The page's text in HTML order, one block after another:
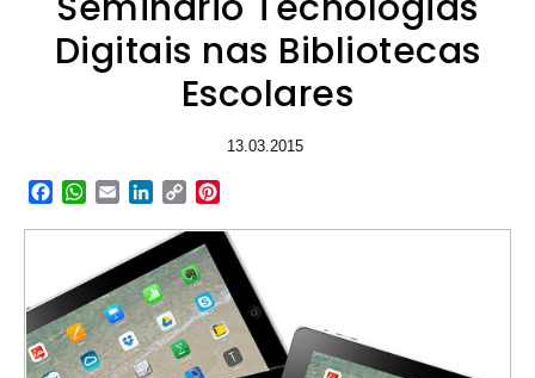
Digitais nas Bibliotecas
Escolares
13.03.2015
Facebook
WhatsApp
EmailLinkedIn
Copy